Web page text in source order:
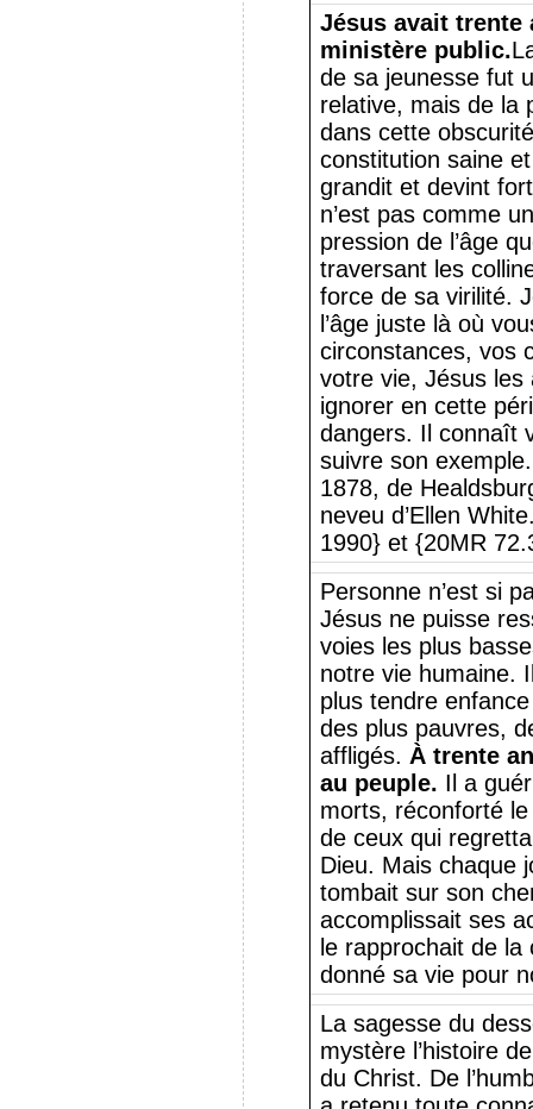
Jésus avait trente
ministère public.
de sa jeunesse fut
relative, mais de la
dans cette
constitution saine
grandit et devint
n’est pas comme
pression de l’âge
traversant les
force de sa virilité.
l’âge juste là où
circonstances, vos
votre vie, Jésus
ignorer en cette
dangers. Il connaît
suivre son
1878, de
neveu d’Ellen
1990} et {20MR
Personne n’est si
Jésus ne puisse
voies les plus
notre vie humaine.
plus tendre
des plus pauvres,
affligés. À trente
au peuple. Il a
morts, réconforté
de ceux qui
Dieu. Mais chaque
tombait sur son
accomplissait ses
le rapprochait de
donné sa vie pour
La sagesse du
mystère l’histoire
du Christ. De